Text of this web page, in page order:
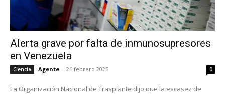
Alerta grave por falta de inmunosupresores
en Venezuela
Ciencia Agente - 26 febrero 2025 0
La Organización Nacional de Trasplante dijo que la escasez de